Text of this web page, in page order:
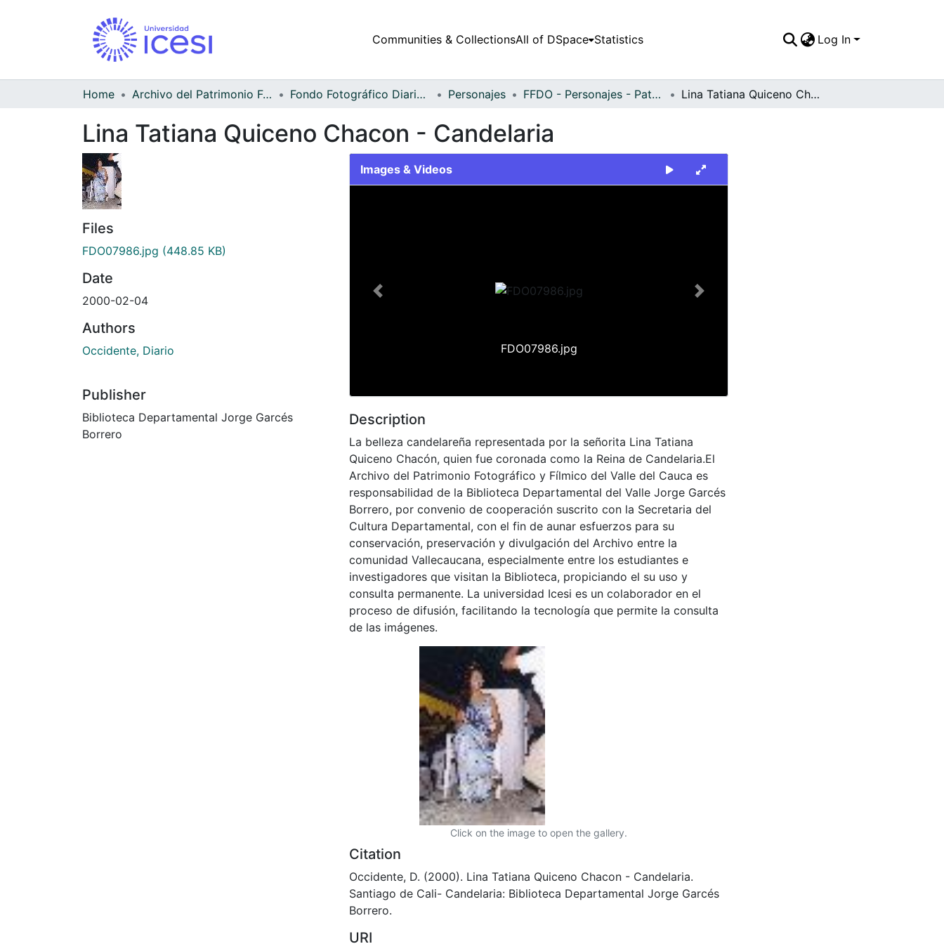
Communities & CollectionsAll of DSpace Statistics Log In
Home Archivo del Patrimonio Fotográfico y Fílmico del Valle del Cauca Fondo Fotográfico Diario Occidente Personajes FFDO - Personajes - Patrimonial Lina Tatiana Quiceno Chacon - Candelaria
Lina Tatiana Quiceno Chacon - Candelaria
Files
FDO07986.jpg (448.85 KB)
Date
2000-02-04
Authors
Occidente, Diario
Publisher
Biblioteca Departamental Jorge Garcés
Borrero
Images & Videos
FDO07986.jpg
Previous Next
Description
La belleza candelareña representada por la señorita Lina Tatiana
Quiceno Chacón, quien fue coronada como la Reina de Candelaria.El
Archivo del Patrimonio Fotográfico y Fílmico del Valle del Cauca es
responsabilidad de la Biblioteca Departamental del Valle Jorge Garcés
Borrero, por convenio de cooperación suscrito con la Secretaria del
Cultura Departamental, con el fin de aunar esfuerzos para su
conservación, preservación y divulgación del Archivo entre la
comunidad Vallecaucana, especialmente entre los estudiantes e
investigadores que visitan la Biblioteca, propiciando el su uso y
consulta permanente. La universidad Icesi es un colaborador en el
proceso de difusión, facilitando la tecnología que permite la consulta
de las imágenes.
Click on the image to open the gallery.
Citation
Occidente, D. (2000). Lina Tatiana Quiceno Chacon - Candelaria.
Santiago de Cali- Candelaria: Biblioteca Departamental Jorge Garcés
Borrero.
URI